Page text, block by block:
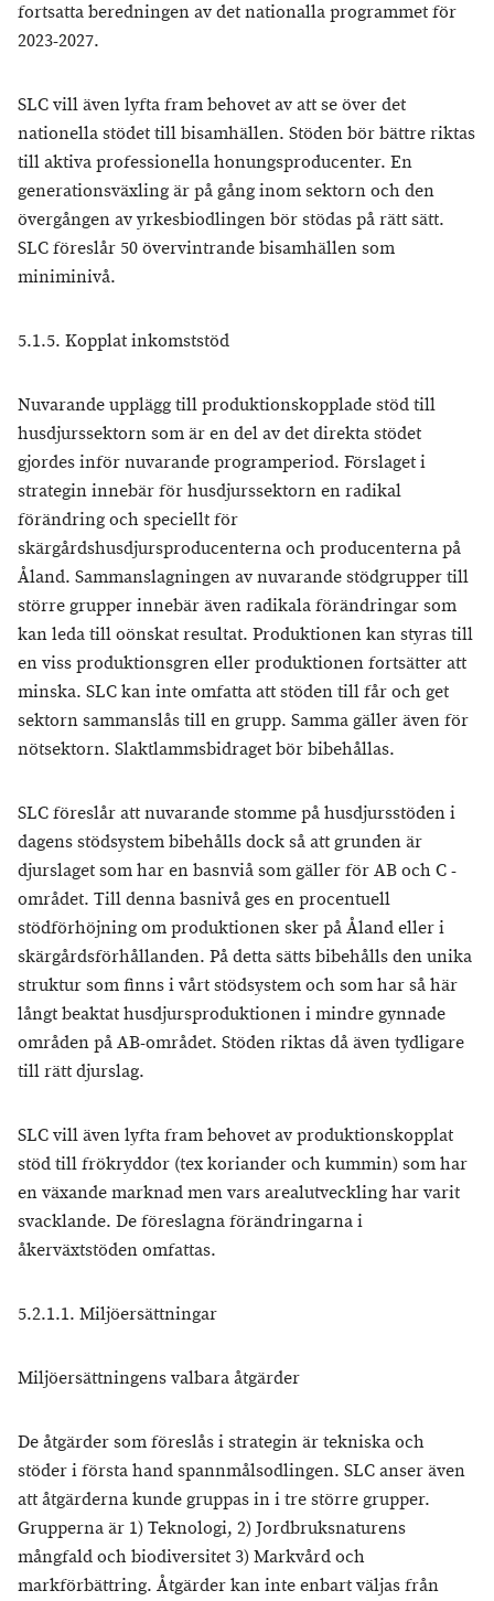
fortsatta beredningen av det nationalla programmet för
2023-2027.
SLC vill även lyfta fram behovet av att se över det
nationella stödet till bisamhällen. Stöden bör bättre riktas
till aktiva professionella honungsproducenter. En
generationsväxling är på gång inom sektorn och den
övergången av yrkesbiodlingen bör stödas på rätt sätt.
SLC föreslår 50 övervintrande bisamhällen som
miniminivå.
5.1.5. Kopplat inkomststöd
Nuvarande upplägg till produktionskopplade stöd till
husdjurssektorn som är en del av det direkta stödet
gjordes inför nuvarande programperiod. Förslaget i
strategin innebär för husdjurssektorn en radikal
förändring och speciellt för
skärgårdshusdjursproducenterna och producenterna på
Åland. Sammanslagningen av nuvarande stödgrupper till
större grupper innebär även radikala förändringar som
kan leda till oönskat resultat. Produktionen kan styras till
en viss produktionsgren eller produktionen fortsätter att
minska. SLC kan inte omfatta att stöden till får och get
sektorn sammanslås till en grupp. Samma gäller även för
nötsektorn. Slaktlammsbidraget bör bibehållas.
SLC föreslår att nuvarande stomme på husdjursstöden i
dagens stödsystem bibehålls dock så att grunden är
djurslaget som har en basnviå som gäller för AB och C -
området. Till denna basnivå ges en procentuell
stödförhöjning om produktionen sker på Åland eller i
skärgårdsförhållanden. På detta sätts bibehålls den unika
struktur som finns i vårt stödsystem och som har så här
långt beaktat husdjursproduktionen i mindre gynnade
områden på AB-området. Stöden riktas då även tydligare
till rätt djurslag.
SLC vill även lyfta fram behovet av produktionskopplat
stöd till frökryddor (tex koriander och kummin) som har
en växande marknad men vars arealutveckling har varit
svacklande. De föreslagna förändringarna i
åkerväxtstöden omfattas.
5.2.1.1. Miljöersättningar
Miljöersättningens valbara åtgärder
De åtgärder som föreslås i strategin är tekniska och
stöder i första hand spannmålsodlingen. SLC anser även
att åtgärderna kunde gruppas in i tre större grupper.
Grupperna är 1) Teknologi, 2) Jordbruksnaturens
mångfald och biodiversitet 3) Markvård och
markförbättring. Åtgärder kan inte enbart väljas från